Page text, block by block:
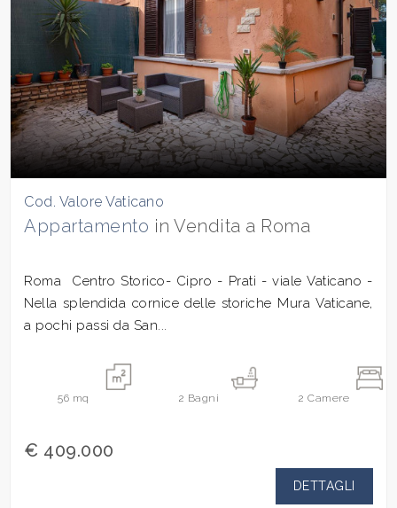
Cod. Valore Vaticano
Appartamento in Vendita a Roma
Roma  Centro Storico- Cipro - Prati - viale Vaticano -
Nella splendida cornice delle storiche Mura Vaticane,
a pochi passi da San...
56 mq 2 Bagni 2 Camere
€ 409.000
DETTAGLI